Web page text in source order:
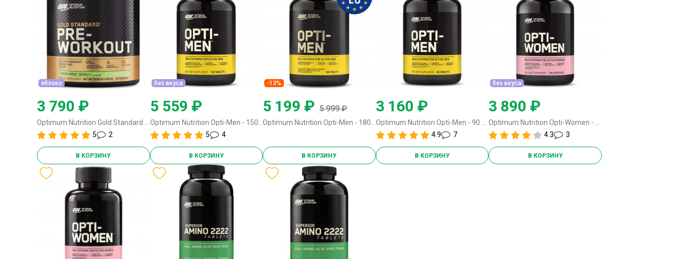
яблоко
3 790 ₽
Optimum Nutrition Gold Standard Pre-Workout - 300 грамм (30 порций) яблоко
5
2
В КОРЗИНУ
без вкуса
5 559 ₽
Optimum Nutrition Opti-Men - 150 таблеток (USA) без вкуса
5
4
В КОРЗИНУ
-13%
5 199 ₽ 5 999 ₽
Optimum Nutrition Opti-Men - 180 таблеток (EU)
В КОРЗИНУ
3 160 ₽
Optimum Nutrition Opti-Men - 90 таблеток (USA)
4.9
7
В КОРЗИНУ
без вкуса
3 890 ₽
Optimum Nutrition Opti-Women - 120 капсул (USA) без вкуса
4.3
3
В КОРЗИНУ